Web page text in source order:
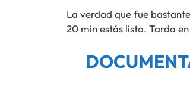
La verdad que fue
20 min estás listo. Tarda